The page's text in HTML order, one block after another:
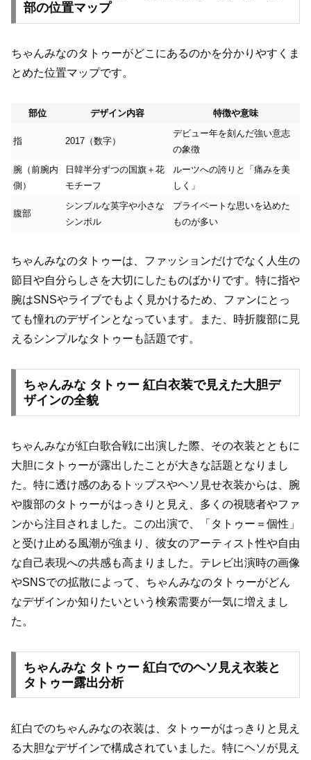
部の位置マップ
ちゃんみなのタトゥーがどこにあるのかを分かりやすくま
とめた位置マップです。
部位 デザイン内容 特徴や意味
指 2017（数字）
デビュー年を刻んだ強い意志
の象徴
腕（前腕内
側）
日韓半分ずつの国旗＋花
モチーフ
ルーツへの誇りと「痛みを美
しく」
腹部
シンプルな英字や小さな
シンボル
プライベートな思いを込めた
ものが多い
ちゃんみなのタトゥーは、ファッションだけでなく人生の
節目や自分らしさを大切にしたものばかりです。特に指や
腕はSNSやライブでもよく見かけるため、ファンにとっ
ても憧れのデザインとなっています。また、時折腹部に見
えるシンプルなタトゥーも話題です。
ちゃんみな タトゥー 紅白衣装で見えた大胆デ
ザインの全貌
ちゃんみなが紅白歌合戦に出演した際、その衣装とともに
大胆にタトゥーが露出したことが大きな話題となりまし
た。特に透け感のあるトップスやヘソ見せ衣装からは、腕
や腹部のタトゥーがはっきりと見え、多くの視聴者やファ
ンから注目されました。この出演で、「タトゥー＝個性」
と受け止める風潮が強まり、彼女のアーティスト性や自由
な自己表現への共感も高まりました。テレビ出演時の画像
やSNSでの拡散によって、ちゃんみなのタトゥーがどん
なデザインか知りたいという検索需要が一気に増えまし
た。
ちゃんみな タトゥー 紅白でのヘソ見え衣装と
タトゥー露出分析
紅白でのちゃんみなの衣装は、タトゥーがはっきりと見え
る大胆なデザインで構成されていました。特にヘソが見え